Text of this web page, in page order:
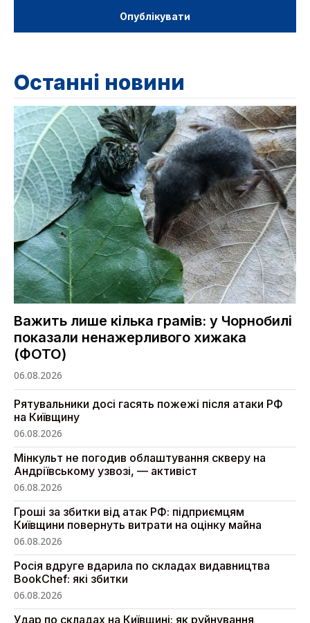
Останні новини
Важить лише кілька грамів: у Чорнобилі
показали ненажерливого хижака
(ФОТО)
06.08.2026
Рятувальники досі гасять пожежі після атаки РФ
на Київщину
06.08.2026
Мінкульт не погодив облаштування скверу на
Андріївському узвозі, — активіст
06.08.2026
Гроші за збитки від атак РФ: підприємцям
Київщини повернуть витрати на оцінку майна
06.08.2026
Росія вдруге вдарила по складах видавництва
BookChef: які збитки
06.08.2026
Удар по складах на Київщині: як руйнування